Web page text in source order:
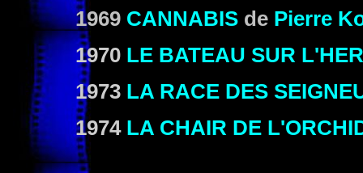
1969 CANNABIS de Pierre
1970 LE BATEAU SUR
1973 LA RACE DES
1974 LA CHAIR DE